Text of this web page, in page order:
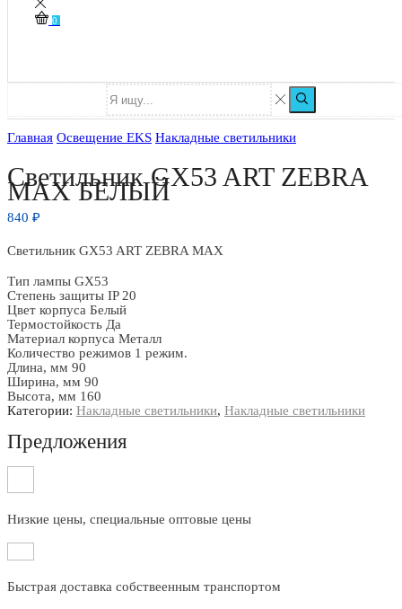
0
Главная Освещение EKS Накладные светильники
Светильник GX53 ART ZEBRA
MAX БЕЛЫЙ
840 ₽
Светильник GX53 ART ZEBRA MAX
Тип лампы GX53
Степень защиты IP 20
Цвет корпуса Белый
Термостойкость Да
Материал корпуса Металл
Количество режимов 1 режим.
Длина, мм 90
Ширина, мм 90
Высота, мм 160
Категории: Накладные светильники, Накладные светильники
Предложения
Низкие цены, специальные оптовые цены
Быстрая доставка собствеенным транспортом